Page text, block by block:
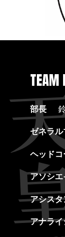
TEAM
部長
ゼネラ
ヘッド
アソシ
アシス
アナラ